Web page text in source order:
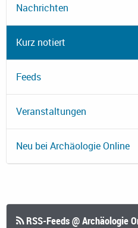
Nachrichten
Kurz notiert
Feeds
Veranstaltungen
Neu bei Archäologie Online
RSS-Feeds @ Archäologie